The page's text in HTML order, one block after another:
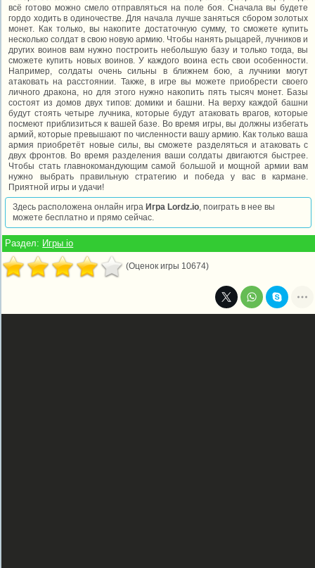
всё готово можно смело отправляться на поле боя. Сначала вы будете
гордо ходить в одиночестве. Для начала лучше заняться сбором золотых
монет. Как только, вы накопите достаточную сумму, то сможете купить
несколько солдат в свою новую армию. Чтобы нанять рыцарей, лучников и
других воинов вам нужно построить небольшую базу и только тогда, вы
сможете купить новых воинов. У каждого воина есть свои особенности.
Например, солдаты очень сильны в ближнем бою, а лучники могут
атаковать на расстоянии. Также, в игре вы можете приобрести своего
личного дракона, но для этого нужно накопить пять тысяч монет. Базы
состоят из домов двух типов: домики и башни. На верху каждой башни
будут стоять четыре лучника, которые будут атаковать врагов, которые
посмеют приблизиться к вашей базе. Во время игры, вы должны избегать
армий, которые превышают по численности вашу армию. Как только ваша
армия приобретёт новые силы, вы сможете разделяться и атаковать с
двух фронтов. Во время разделения ваши солдаты двигаются быстрее.
Чтобы стать главнокомандующим самой большой и мощной армии вам
нужно выбрать правильную стратегию и победа у вас в кармане.
Приятной игры и удачи!
Здесь расположена онлайн игра Игра Lordz.io, поиграть в нее вы
можете бесплатно и прямо сейчас.
Раздел: Игры io
(Оценок игры 10674)